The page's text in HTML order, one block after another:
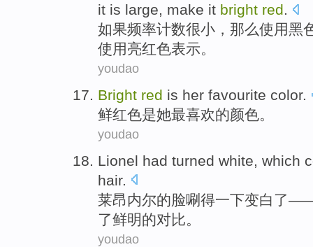
it is large, make it bright red.
如果频率计数很小 ， 那么使用黑
使用亮红色表示。
youdao
Bright red is her favourite color.
鲜红色是她最喜欢的颜色。
youdao
Lionel had turned white which
hair.
莱昂内尔的脸唰得一下变白了
了鲜明的对比。
youdao